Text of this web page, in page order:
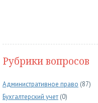
Рубрики вопросов
Административное право (87)
Бухгалтерский учет (0)